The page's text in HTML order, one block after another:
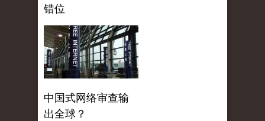
错位
中国式网络审查输
出全球？